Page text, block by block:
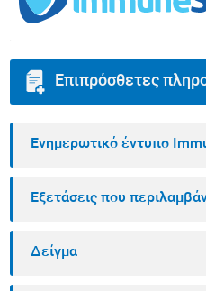
Επιπρόσθετες
Ενημερωτικό έντυπο
Εξετάσεις που
Δείγμα